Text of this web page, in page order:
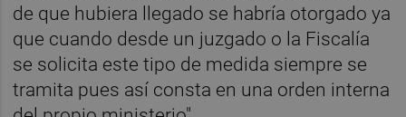
de que hubiera llegado se habría otorgado ya
que cuando desde un juzgado o la Fiscalía
se solicita este tipo de medida siempre se
tramita pues así consta en una orden interna